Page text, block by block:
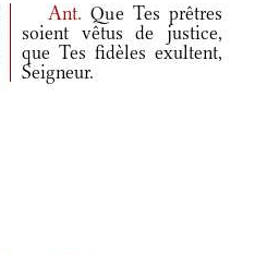
Ant. Que Tes prêtres
soient vêtus de justice,
que Tes fidèles exultent,
Seigneur.